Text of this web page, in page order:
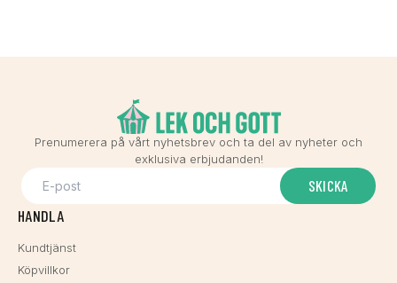
Prenumerera på vårt nyhetsbrev och ta del av nyheter och
exklusiva erbjudanden!
SKICKA
HANDLA
Kundtjänst
Köpvillkor